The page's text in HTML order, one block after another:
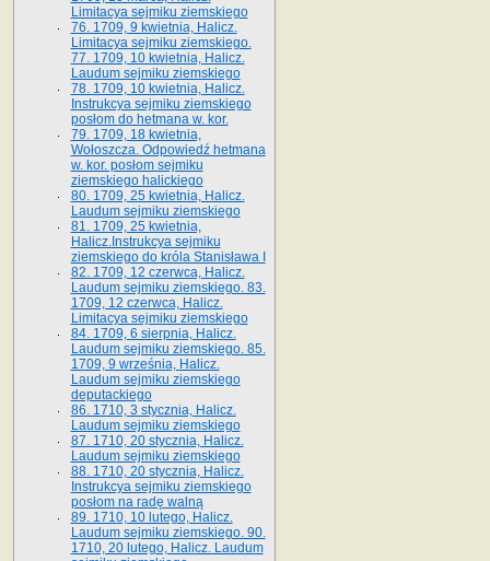
Limitacya sejmiku ziemskiego
76. 1709, 9 kwietnia, Halicz.
Limitacya sejmiku ziemskiego.
77. 1709, 10 kwietnia, Halicz.
Laudum sejmiku ziemskiego
78. 1709, 10 kwietnia, Halicz.
Instrukcya sejmiku ziemskiego
posłom do hetmana w. kor.
79. 1709, 18 kwietnia,
Wołoszcza. Odpowiedź hetmana
w. kor. posłom sejmiku
ziemskiego halickiego
80. 1709, 25 kwietnia, Halicz.
Laudum sejmiku ziemskiego
81. 1709, 25 kwietnia,
Halicz.Instrukcya sejmiku
ziemskiego do króla Stanisława I
82. 1709, 12 czerwca, Halicz.
Laudum sejmiku ziemskiego. 83.
1709, 12 czerwca, Halicz.
Limitacya sejmiku ziemskiego
84. 1709, 6 sierpnia, Halicz.
Laudum sejmiku ziemskiego. 85.
1709, 9 września, Halicz.
Laudum sejmiku ziemskiego
deputackiego
86. 1710, 3 stycznia, Halicz.
Laudum sejmiku ziemskiego
87. 1710, 20 stycznia, Halicz.
Laudum sejmiku ziemskiego
88. 1710, 20 stycznia, Halicz.
Instrukcya sejmiku ziemskiego
posłom na radę walną
89. 1710, 10 lutego, Halicz.
Laudum sejmiku ziemskiego. 90.
1710, 20 lutego, Halicz. Laudum